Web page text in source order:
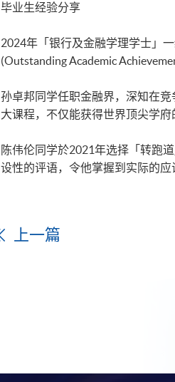
毕业生经验分享
2024年「银行及金融学理学士」
(Outstanding Academic
孙卓邦同学任职金融界，深知在
大课程，不仅能获得世界顶尖学
陈伟伦同学於2021年选择「转跑
设性的评语，令他掌握到实际的
上一篇